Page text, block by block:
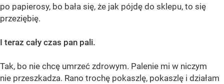
po papierosy, bo bała się, że jak pójdę do sklepu, to się
przeziębię.
I teraz cały czas pan pali.
Tak, bo nie chcę umrzeć zdrowym. Palenie mi w niczym
nie przeszkadza. Rano trochę pokaszlę, pokaszlę i działam